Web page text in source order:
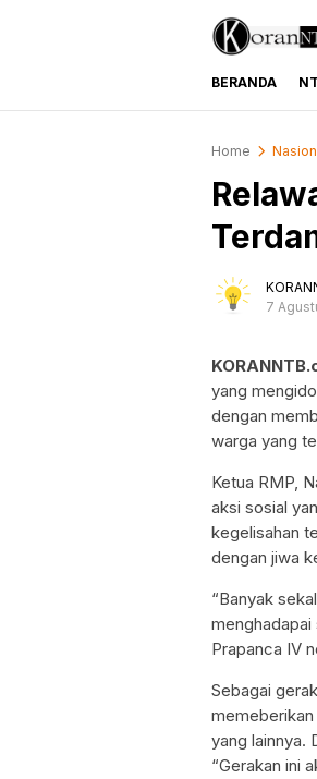
koranntb.com
BERANDA
Home
7
yang
dengan
warga yang
Ketua RMP,
aksi sosial
kegelisahan
dengan jiwa
“Banyak
menghadapai
Prapanca IV
Sebagai
memeberikan
yang lainnya.
“Gerakan ini